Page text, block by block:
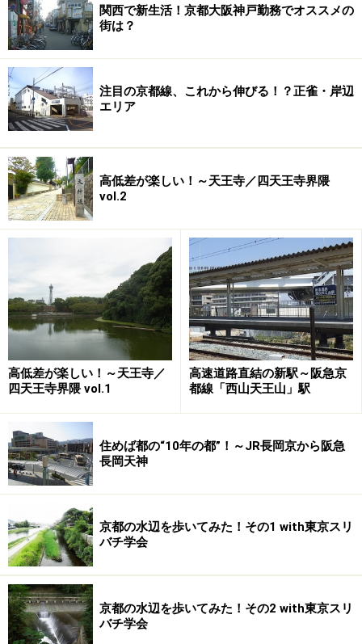
で、それぞれの施設がとても機能的に美しく配置されて
います。注目は教育施設。アイランド内には保育園・幼
稚園・小学校・中学校はもちろん、市立六甲アイランド
高校、カナディアンアカデミー（高校）や甲南看護病院
専門学校、神戸国際大学など、多彩な学校があり若々し
い雰囲気を醸しだしています。
大規模物件ならではの夢のあるランドプラ
ン
大規模マンションの魅力は何といってもランドプランで
す。個人ではほぼ不可能な施設を共用空間として持つこ
とができるからです。本物件は495戸ありますから、単
純に考えれば500万円ほどかかる施設でも1戸あたり1万
円で設けることができる訳です。
Brillia六甲アイランドブランズリビオのランドプラン完
だんに盛り込まれています
●アウトドア施設
フロントコート、アイランドガーデン、キッズガーデ
ン、提供公園、ハーブガーデン、ゲートボールコート、
ウインドプロムナード、洗車スペースなど
●インドア施設
グランドエントランス(ライブラリー、スタディルーム、
AVルーム、カルチャールーム)
キッズプラザ(乳児ルーム)、保育ルーム、学習ルーム
関西で新生活！京都大阪神戸勤務でオススメの
街は？
注目の京都線、これから伸びる！？正雀・岸辺
エリア
高低差が楽しい！～天王寺／四天王寺界隈
vol.2
高低差が楽しい！～天王寺／
四天王寺界隈 vol.1
高速道路直結の新駅～阪急京
都線「西山天王山」駅
住めば都の“10年の都”！～JR長岡京から阪急
長岡天神
京都の水辺を歩いてみた！その1 with東京スリ
バチ学会
京都の水辺を歩いてみた！その2 with東京スリ
バチ学会